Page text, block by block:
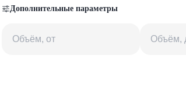
Дополнительные параметры